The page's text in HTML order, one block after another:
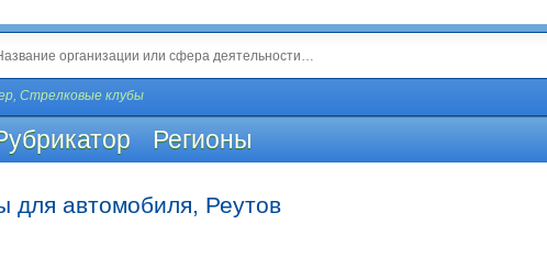
Стрелковые клубы
Регионы
для автомобиля, Реутов